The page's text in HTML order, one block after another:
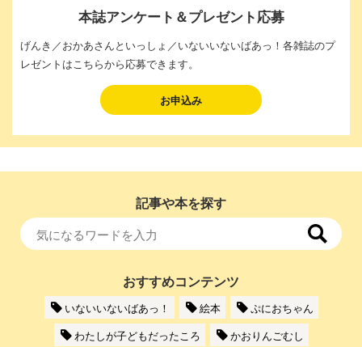
本誌アンケート＆プレゼント応募
げんき／おかあさんといっしょ／いないいないばあっ！各雑誌のプ
レゼントはこちらから応募できます。
お申込み
記事や本を探す
おすすめコンテンツ
いないいないばあっ！ 絵本
ぷにおちゃん
わたしが子どもだったころ
かおりんごむし